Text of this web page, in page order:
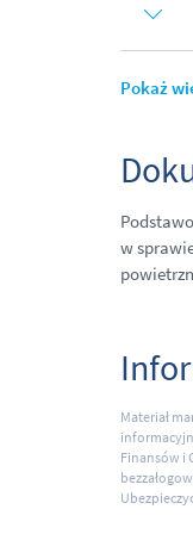
Pokaż
w
Materiał
Finansów i